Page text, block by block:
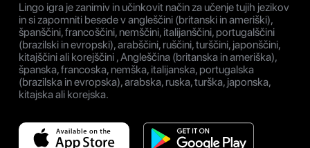
Lingo igra je zanimiv in učinkovit način za učenje tujih jezikov
in si zapomniti besede v angleščini (britanski in ameriški),
španščini, francoščini, nemščini, italijanščini, portugalščini
(brazilski in evropski), arabščini, ruščini, turščini, japonščini,
kitajščini ali korejščini , Angleščina (britanska in ameriška),
španska, francoska, nemška, italijanska, portugalska
(brazilska in evropska), arabska, ruska, turška, japonska,
kitajska ali korejska.